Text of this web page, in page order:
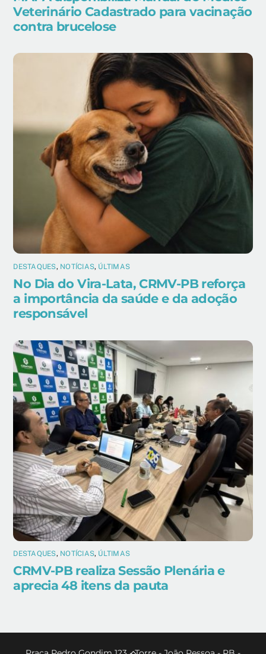
Veterinário Cadastrado para vacinação
contra brucelose
DESTAQUES, NOTÍCIAS, ÚLTIMAS
No Dia do Vira-Lata, CRMV-PB reforça
a importância da saúde e da adoção
responsável
DESTAQUES, NOTÍCIAS, ÚLTIMAS
CRMV-PB realiza Sessão Plenária e
aprecia 48 itens da pauta
Back